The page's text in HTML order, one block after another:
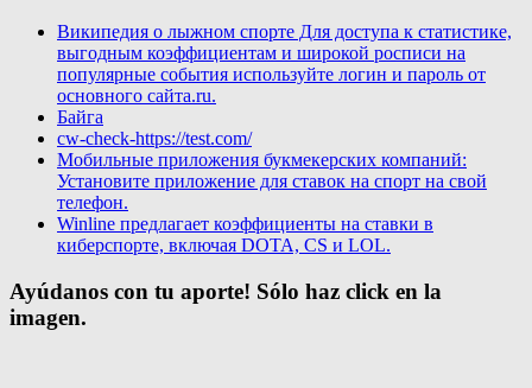
Википедия о лыжном спорте Для доступа к статистике,
выгодным коэффициентам и широкой росписи на
популярные события используйте логин и пароль от
основного сайта.ru.
Байга
cw-check-https://test.com/
Мобильные приложения букмекерских компаний:
Установите приложение для ставок на спорт на свой
телефон.
Winline предлагает коэффициенты на ставки в
киберспорте, включая DOTA, CS и LOL.
Ayúdanos con tu aporte! Sólo haz click en la
imagen.